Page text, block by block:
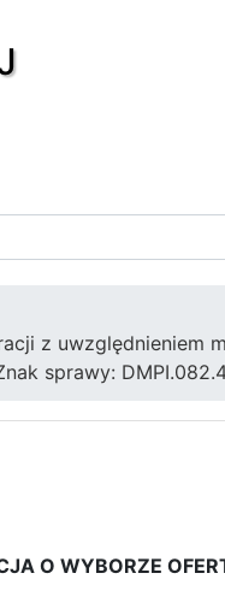
z uwzględnieniem
sprawy:
O WYBORZE